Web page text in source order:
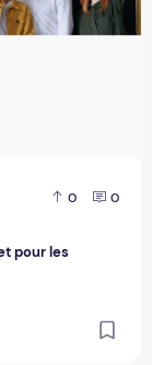
0 0
pour les